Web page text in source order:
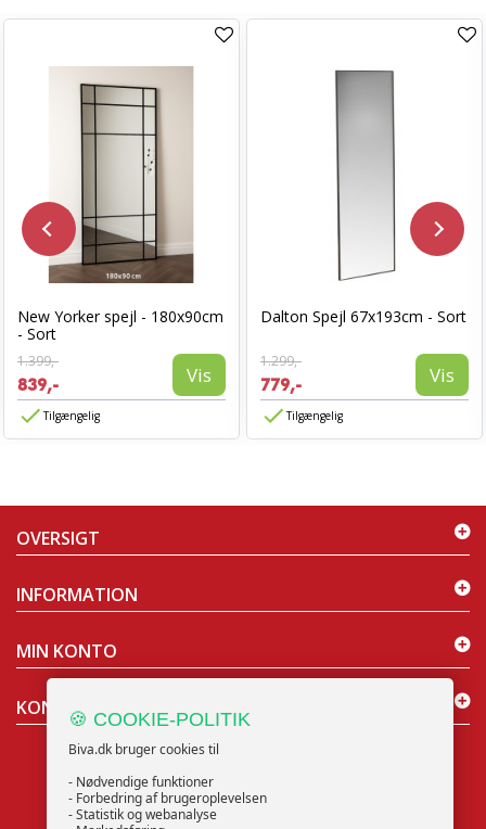
New Yorker spejl - 180x90cm
- Sort
1.399,-
839,- Vis
Tilgængelig
Dalton Spejl 67x193cm - Sort
1.299,-
779,- Vis
Tilgængelig
OVERSIGT
INFORMATION
MIN KONTO
KONTAKT OS
🍪 COOKIE-POLITIK
Biva.dk bruger cookies til
- Nødvendige funktioner
- Forbedring af brugeroplevelsen
- Statistik og webanalyse